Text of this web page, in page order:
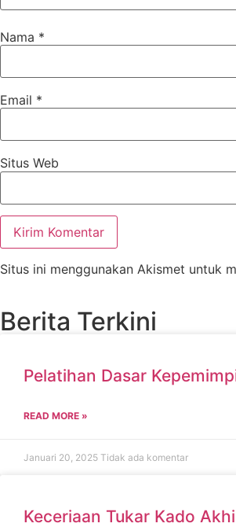
Nama *
Email *
Situs Web
Situs ini menggunakan Akismet untuk
Berita Terkini
Pelatihan Dasar
READ MORE »
Januari 20, 2025 Tidak ada komentar
Keceriaan Tukar Kado